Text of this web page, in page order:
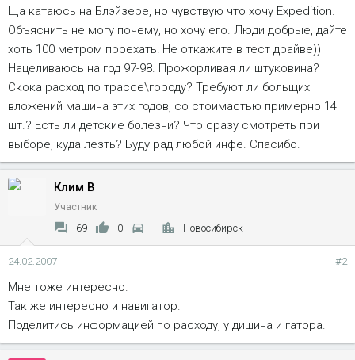
Ща катаюсь на Блэйзере, но чувствую что хочу Expedition.
Объяснить не могу почему, но хочу его. Люди добрые, дайте
хоть 100 метром проехать! Не откажите в тест драйве))
Нацеливаюсь на год 97-98. Прожорливая ли штуковина?
Скока расход по трассе\городу? Требуют ли больщих
вложений машина этих годов, со стоимастью примерно 14
шт.? Есть ли детские болезни? Что сразу смотреть при
выборе, куда лезть? Буду рад любой инфе. Спасибо.
Клим В
Участник
69 0 Новосибирск
24.02.2007 #2
Мне тоже интересно.
Так же интересно и навигатор.
Поделитись информацией по расходу, у дишина и гатора.